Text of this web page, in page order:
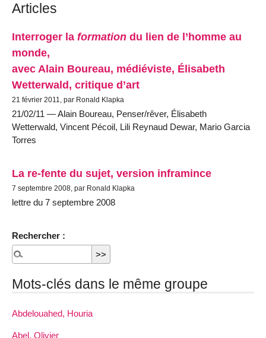
Articles
Interroger la formation du lien de l’homme au
monde,
avec Alain Boureau, médiéviste, Élisabeth
Wetterwald, critique d’art
21 février 2011, par Ronald Klapka
21/02/11 — Alain Boureau, Penser/rêver, Élisabeth
Wetterwald, Vincent Pécoil, Lili Reynaud Dewar, Mario Garcia
Torres
La re-fente du sujet, version inframince
7 septembre 2008, par Ronald Klapka
lettre du 7 septembre 2008
Rechercher :
Mots-clés dans le même groupe
Abdelouahed, Houria
Abel, Olivier